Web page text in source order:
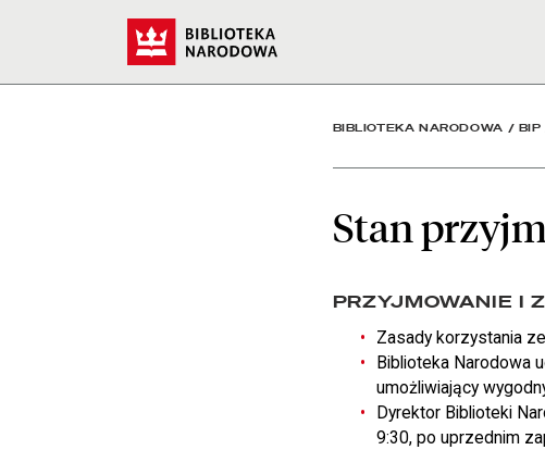
Stan przyjmowanych spraw
BIBLIOTEKA NARODOWA / BIP
Stan
PRZYJMOWANIE I
Zasady korzystania
Biblioteka Narodowa
umożliwiający
Dyrektor Biblioteki
9:30, po uprzednim